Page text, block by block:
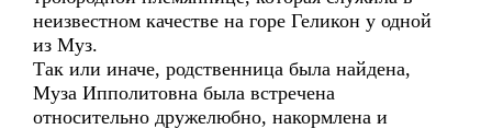
неизвестном качестве на горе Геликон у одной
из Муз.
Так или иначе, родственница была найдена,
Муза Ипполитовна была встречена
относительно дружелюбно, накормлена и